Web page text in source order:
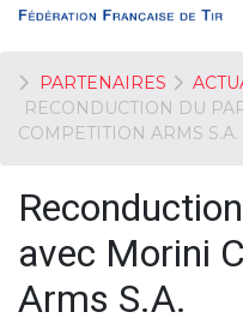
PARTENAIRES
RECONDUCTION DU
COMPETITION ARMS S.A.
avec Morini
Arms S.A.